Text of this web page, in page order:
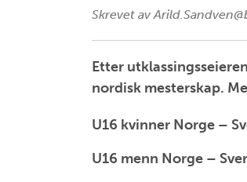
Skrevet av
Etter
nordisk mesterskap.
U16 kvinner Norge –
U16 menn Norge –